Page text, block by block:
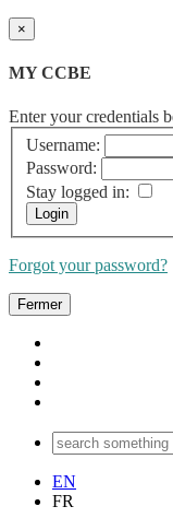
×
MY CCBE
Enter your credentials
Username:
Password:
Stay logged in:
Forgot your password?
Fermer
EN
FR